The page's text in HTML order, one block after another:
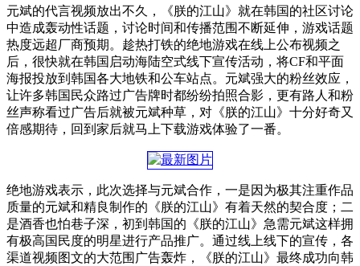
元斌的代言视频放出不久，《朕的江山》就在韩国的社区讨论
中造成轰动性话题，讨论时间和传播范围不断延伸，游戏话题
热度远超厂商预期。趁热打铁的绝地游戏在线上公布视频之
后，很快就在韩国启动海陆空式线下宣传活动，将CF和平面
海报投放到韩国各大地铁和公车站点。元斌强大的粉丝效应，
让许多韩国民众路过广告牌时都纷纷拍照合影，更有路人和粉
丝声称看过广告后就被元斌种草，对《朕的江山》十分好奇又
倍感期待，回到家后就马上下载游戏体验了一番。
绝地游戏表示，此次选择与元斌合作，一是因为极其注重作品
质量的元斌和精良制作的《朕的江山》有着天然的契合度；二
是酒香也怕巷子深，初到韩国的《朕的江山》急需元斌这样拥
有极高国民度的明星进行产品推广。通过线上线下的宣传，各
渠道视频图文的大范围广告轰炸，《朕的江山》最终成功向韩